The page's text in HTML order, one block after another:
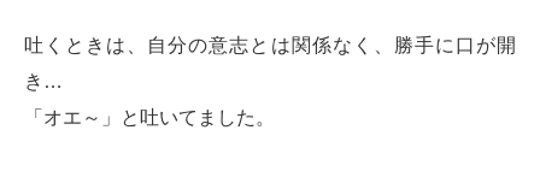
吐くときは、自分の意志とは関係なく、勝手に口が開
き…
「オエ～」と吐いてました。